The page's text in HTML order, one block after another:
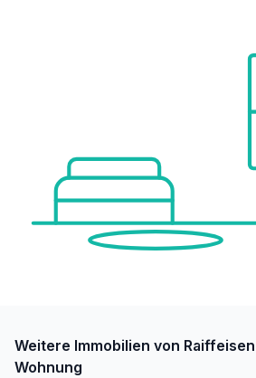
Weitere Immobilien von
Wohnung